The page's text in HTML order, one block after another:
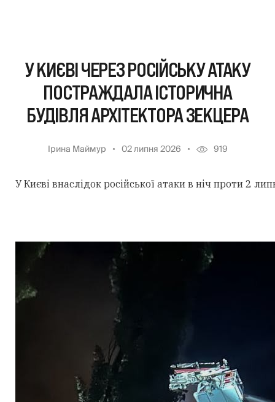
У КИЄВІ ЧЕРЕЗ РОСІЙСЬКУ АТАКУ
ПОСТРАЖДАЛА ІСТОРИЧНА
БУДІВЛЯ АРХІТЕКТОРА ЗЕКЦЕРА
Ірина Маймур 02 липня 2026 919
У Києві внаслідок російської атаки в ніч проти 2